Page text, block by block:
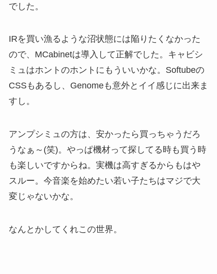
でした。
IRを買い漁るような沼状態には陥りたくなかった
ので、MCabinetは導入して正解でした。キャビシ
ミュはホントのホントにもういいかな。Softubeの
CSSもあるし、Genomeも意外とイイ感じに出来ま
すし。
アンプシミュの方は、安かったら買っちゃうだろ
うなぁ～(笑)。やっぱ機材って探してる時も買う時
も楽しいですからね。実機は高すぎるからもはや
スルー。今音楽を始めたい若い子たちはマジで大
変じゃないかな。
なんとかしてくれこの世界。